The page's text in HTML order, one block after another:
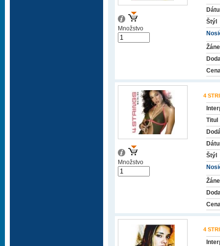
Štýl
Množstvo
4
Titul
Štýl
Množstvo
4